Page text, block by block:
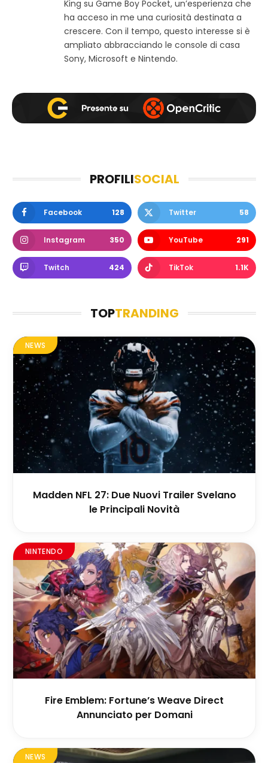
m
King su Game Boy Pocket, un’esperienza che
ha acceso in me una curiosità destinata a
crescere. Con il tempo, questo interesse si è
ampliato abbracciando le console di casa
Sony, Microsoft e Nintendo.
PROFILISOCIAL
Facebook 128 Twitter 58
Instagram 350 YouTube 291
Twitch 424 TikTok 1.1K
TOPTRANDING
NEWS
Madden NFL 27: Due Nuovi Trailer Svelano
le Principali Novità
NINTENDO
Fire Emblem: Fortune’s Weave Direct
Annunciato per Domani
NEWS